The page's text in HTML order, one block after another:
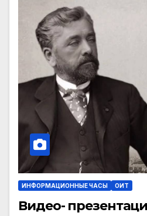
ИНФОРМАЦИОННЫЕ ЧАСЫ ОИТ
Видео-